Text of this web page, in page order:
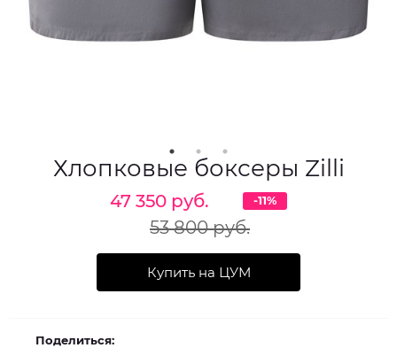
Хлопковые боксеры Zilli
47 350 руб.
53 800 руб.
-11%
Купить на ЦУМ
Поделиться: